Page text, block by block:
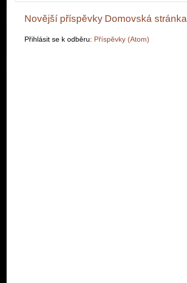
Novější příspěvky Domovská stránka
Přihlásit se k odběru: Příspěvky (Atom)